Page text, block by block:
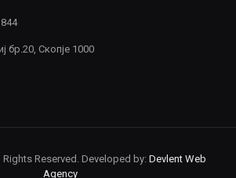
бр.20, Скопје 1000
Reserved. Developed by: Devlent Web
Agency